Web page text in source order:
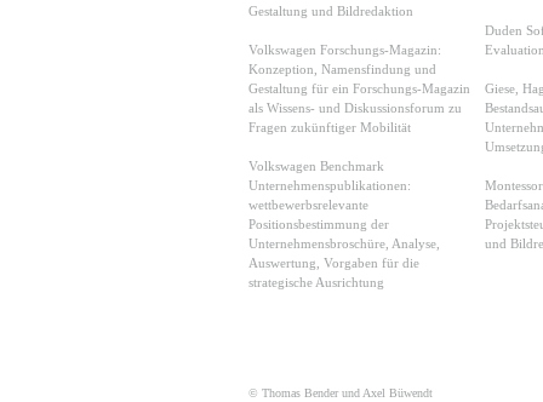
Gestaltung und Bildredaktion
Volkswagen Forschungs-Magazin:
Konzeption, Namensfindung und
Gestaltung für ein Forschungs-Magazin
als Wissens- und Diskussionsforum zu
Fragen zukünftiger Mobilität
Volkswagen Benchmark
Unternehmenspublikationen:
wettbewerbsrelevante
Positionsbestimmung der
Unternehmensbroschüre, Analyse,
Auswertung, Vorgaben für die
strategische Ausrichtung
Duden
Giese,
und
© Thomas Bender und Axel Büwendt